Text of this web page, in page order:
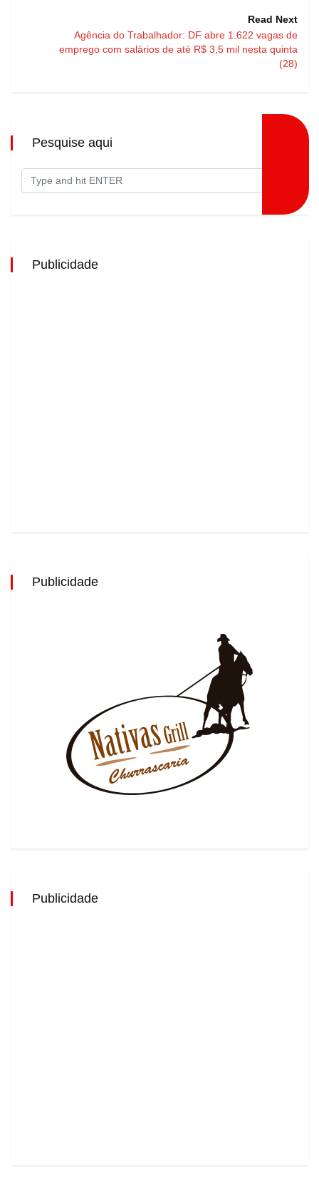
Read Next
Agência do Trabalhador: DF abre 1.622 vagas de
emprego com salários de até R$ 3,5 mil nesta quinta
(28)
Pesquise aqui
Publicidade
Publicidade
Publicidade